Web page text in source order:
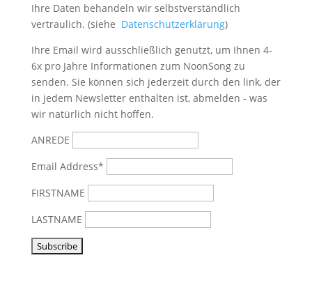
Ihre Daten behandeln wir selbstverständlich
vertraulich. (siehe Datenschutzerklärung)
Ihre Email wird ausschließlich genutzt, um Ihnen 4-
6x pro Jahre Informationen zum NoonSong zu
senden. Sie können sich jederzeit durch den link, der
in jedem Newsletter enthalten ist, abmelden - was
wir natürlich nicht hoffen.
ANREDE
Email Address*
FIRSTNAME
LASTNAME